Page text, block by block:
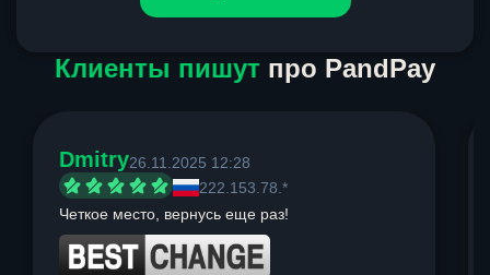
Клиенты пишут про PandPay
Dmitry26.11.2025 12:28
222.153.78.*
Четкое место, вернусь еще раз!